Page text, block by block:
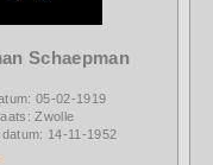
Schaepman
05-02-1919
Zwolle
14-11-1952